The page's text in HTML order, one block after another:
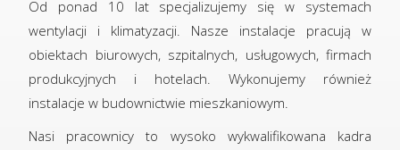
Od ponad 10 lat specjalizujemy się w systemach
wentylacji i klimatyzacji. Nasze instalacje pracują w
obiektach biurowych, szpitalnych, usługowych, firmach
produkcyjnych i hotelach. Wykonujemy również
instalacje w budownictwie mieszkaniowym.
Nasi pracownicy to wysoko wykwalifikowana kadra